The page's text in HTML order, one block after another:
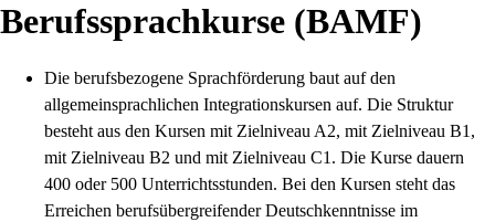
Berufssprachkurse (BAMF)
Die berufsbezogene Sprachförderung baut auf den
allgemeinsprachlichen Integrationskursen auf. Die Struktur
besteht aus den Kursen mit Zielniveau A2, mit Zielniveau B1,
mit Zielniveau B2 und mit Zielniveau C1. Die Kurse dauern
400 oder 500 Unterrichtsstunden. Bei den Kursen steht das
Erreichen berufsübergreifender Deutschkenntnisse im